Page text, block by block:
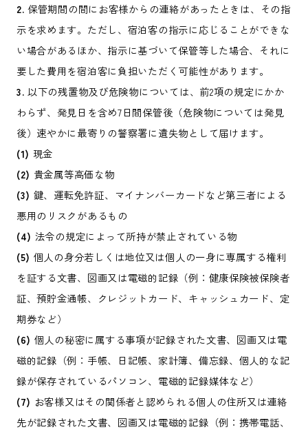
2.保管期間の間にお客様からの連絡があったときは、その指
示を求めます。ただし、宿泊客の指示に応じることができな
い場合があるほか、指示に基づいて保管等した場合、それに
要した費用を宿泊客に負担いただく可能性があります。
3.以下の残置物及び危険物については、前2項の規定にかか
わらず、発見日を含め7日間保管後（危険物については発見
後）速やかに最寄りの警察署に遺失物として届けます。
(1) 現金
(2) 貴金属等高価な物
(3) 鍵、運転免許証、マイナンバーカードなど第三者による
悪用のリスクがあるもの
(4) 法令の規定によって所持が禁止されている物
(5) 個人の身分若しくは地位又は個人の一身に専属する権利
を証する文書、図画又は電磁的記録（例：健康保険被保険者
証、預貯金通帳、クレジットカード、キャッシュカード、定
期券など）
(6) 個人の秘密に属する事項が記録された文書、図画又は電
磁的記録（例：手帳、日記帳、家計簿、備忘録、個人的な記
録が保存されているパソコン、電磁的記録媒体など）
(7) お客様又はその関係者と認められる個人の住所又は連絡
先が記録された文書、図画又は電磁的記録（例：携帯電話、